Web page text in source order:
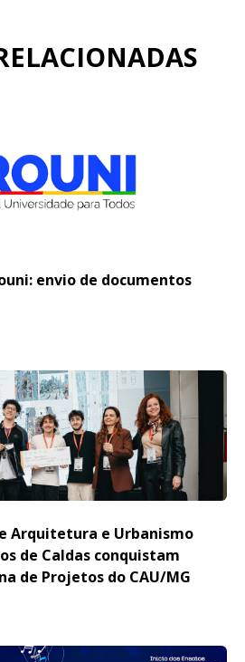
envio de documentos
Arquitetura e Urbanismo
de Caldas conquistam
de Projetos do CAU/MG